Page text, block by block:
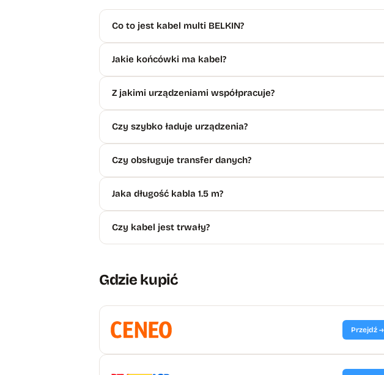
Co to jest kabel multi BELKIN?
Jakie końcówki ma kabel?
Z jakimi urządzeniami współpracuje?
Czy szybko ładuje urządzenia?
Czy obsługuje transfer danych?
Jaka długość kabla 1.5 m?
Czy kabel jest trwały?
Gdzie kupić
Przejdź →